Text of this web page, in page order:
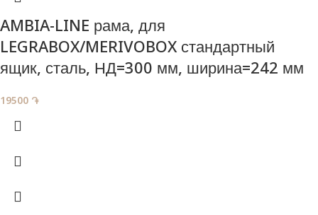
AMBIA-LINE рама, для
LEGRABOX/MERIVOBOX стандартный
ящик, сталь, НД=300 мм, ширина=242 мм
19500 ֏